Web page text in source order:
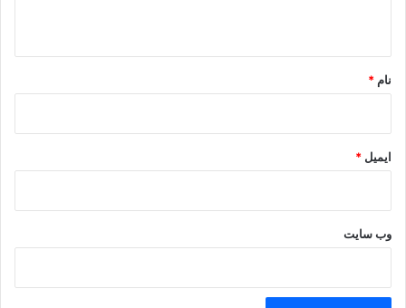
نام *
ایمیل *
وب‌ سایت